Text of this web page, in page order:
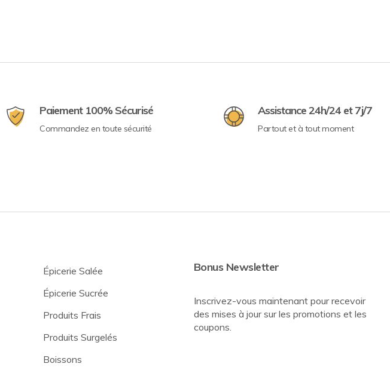
Paiement 100% Sécurisé
Commandez en toute sécurité
Assistance 24h/24 et 7j/7
Partout et à tout moment
Épicerie Salée
Épicerie Sucrée
Produits Frais
Produits Surgelés
Boissons
Bonus Newsletter
Inscrivez-vous maintenant pour recevoir
des mises à jour sur les promotions et les
coupons.